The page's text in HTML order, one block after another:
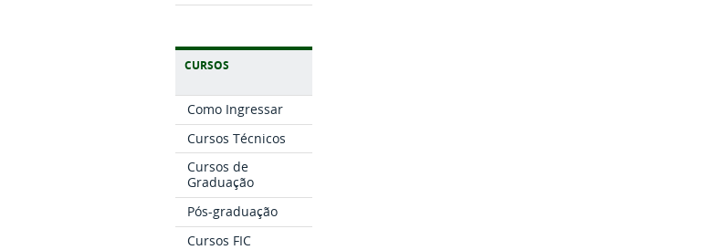
CURSOS
Como Ingressar
Cursos Técnicos
Cursos de
Graduação
Pós-graduação
Cursos FIC